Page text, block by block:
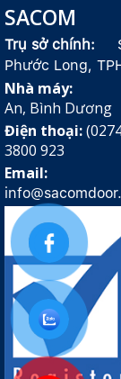
SACOM
Trụ sở chính:
Phước Long,
Nhà máy: 38/
An, Bình Dương
Điện thoại:
3800 923
Email: